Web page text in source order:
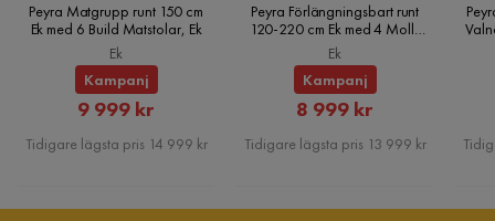
Peyra Matgrupp runt 150 cm
Ek med 6 Build Matstolar, Ek
Ek
Kampanj
Rabatterat
Pris
9 999 kr
Tidigare lägsta pris 14 999 kr
Peyra Förlängningsbart runt
120-220 cm Ek med 4 Molly
Matstolar, Ek
Ek
Kampanj
Rabatterat
Pris
8 999 kr
Tidigare lägsta pris 13 999 kr